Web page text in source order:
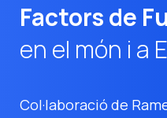
Factors de
en el món i a
Col·laboració de